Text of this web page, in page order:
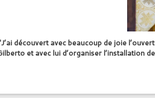
découvert avec beaucoup de joie
et avec lui d’organiser l’installation